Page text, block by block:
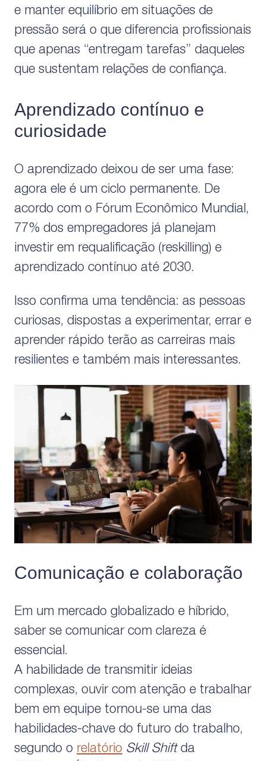
e manter equilíbrio em situações de
pressão será o que diferencia profissionais
que apenas “entregam tarefas” daqueles
que sustentam relações de confiança.
Aprendizado contínuo e
curiosidade
O aprendizado deixou de ser uma fase:
agora ele é um ciclo permanente. De
acordo com o Fórum Econômico Mundial,
77% dos empregadores já planejam
investir em requalificação (reskilling) e
aprendizado contínuo até 2030.
Isso confirma uma tendência: as pessoas
curiosas, dispostas a experimentar, errar e
aprender rápido terão as carreiras mais
resilientes e também mais interessantes.
Comunicação e colaboração
Em um mercado globalizado e híbrido,
saber se comunicar com clareza é
essencial.
A habilidade de transmitir ideias
complexas, ouvir com atenção e trabalhar
bem em equipe tornou-se uma das
habilidades-chave do futuro do trabalho,
segundo o relatório Skill Shiftda